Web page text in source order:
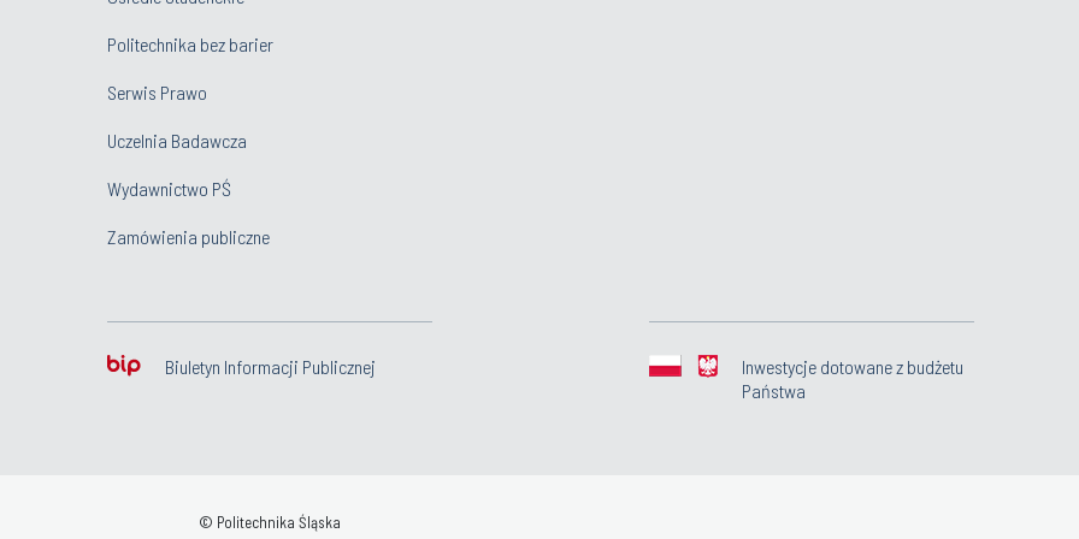
Politechnika bez barier
Serwis Prawo
Uczelnia Badawcza
Wydawnictwo PŚ
Zamówienia publiczne
Biuletyn Informacji Publicznej
Inwestycje dotowane z budżetu
Państwa
© Politechnika Śląska